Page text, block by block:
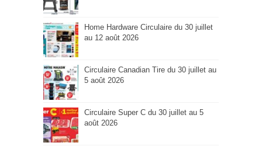
Home Hardware Circulaire du 30 juillet
au 12 août 2026
Circulaire Canadian Tire du 30 juillet au
5 août 2026
Circulaire Super C du 30 juillet au 5
août 2026